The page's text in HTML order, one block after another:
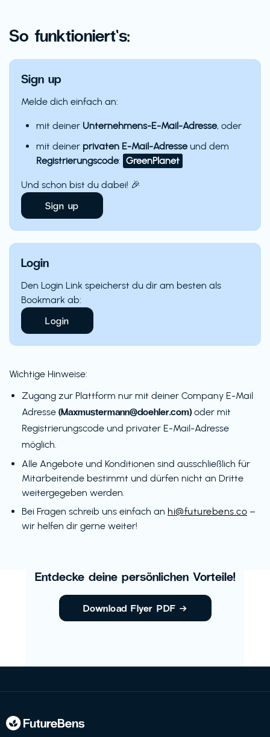
So funktioniert’s:
Sign up
Melde dich einfach an:
mit deiner Unternehmens-E-Mail-Adresse, oder
mit deiner privaten E-Mail-Adresse und dem
Registrierungscode: GreenPlanet
Und schon bist du dabei! 🎉
Sign up
Login
Den Login Link speicherst du dir am besten als
Bookmark ab:
Login
Wichtige Hinweise:
Zugang zur Plattform nur mit deiner Company E-Mail
Adresse (Maxmustermann@doehler.com) oder mit
Registrierungscode und privater E-Mail-Adresse
möglich.
Alle Angebote und Konditionen sind ausschließlich für
Mitarbeitende bestimmt und dürfen nicht an Dritte
weitergegeben werden.
Bei Fragen schreib uns einfach an hi@futurebens.co –
wir helfen dir gerne weiter!
Entdecke deine persönlichen Vorteile!
Download Flyer PDF →